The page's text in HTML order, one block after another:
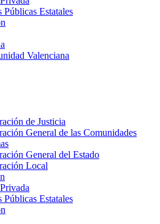
Públicas Estatales
Valenciana
de Justicia
General de las Comunidades
General del Estado
Local
Públicas Estatales